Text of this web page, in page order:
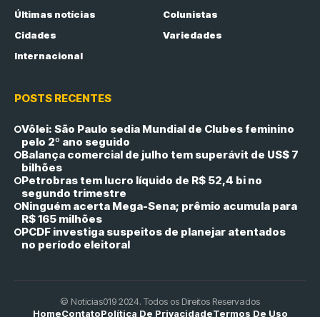
Últimas notícias
Colunistas
Cidades
Variedades
Internacional
POSTS RECENTES
Vôlei: São Paulo sedia Mundial de Clubes feminino
pelo 2º ano seguido
Balança comercial de julho tem superávit de US$ 7
bilhões
Petrobras tem lucro líquido de R$ 52,4 bi no
segundo trimestre
Ninguém acerta Mega-Sena; prêmio acumula para
R$ 165 milhões
PCDF investiga suspeitos de planejar atentados
no período eleitoral
© Noticias019 2024. Todos os Direitos Reservados
HomeContatoPolítica De PrivacidadeTermos De Uso